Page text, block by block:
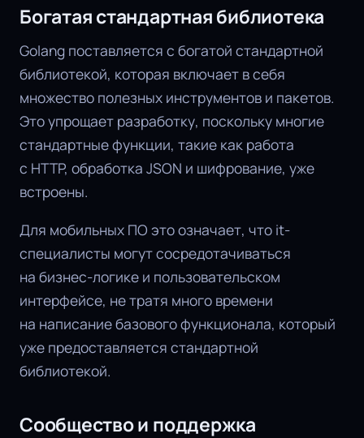
Богатая стандартная библиотека
Golang поставляется с богатой стандартной
библиотекой, которая включает в себя
множество полезных инструментов и пакетов.
Это упрощает разработку, поскольку многие
стандартные функции, такие как работа
с HTTP, обработка JSON и шифрование, уже
встроены.
Для мобильных ПО это означает, что it-
специалисты могут сосредотачиваться
на бизнес-логике и пользовательском
интерфейсе, не тратя много времени
на написание базового функционала, который
уже предоставляется стандартной
библиотекой.
Сообщество и поддержка